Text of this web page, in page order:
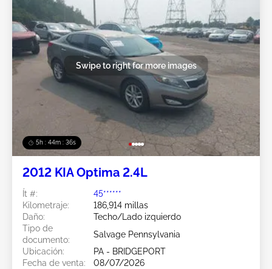
5h : 44m : 34s
Swipe to right for more images
2012 KIA Optima 2.4L
Ít #:
45******
Kilometraje:
186,914 millas
Daño:
Techo/Lado izquierdo
Tipo de
documento:
Salvage Pennsylvania
Ubicación:
PA - BRIDGEPORT
Fecha de venta:
08/07/2026